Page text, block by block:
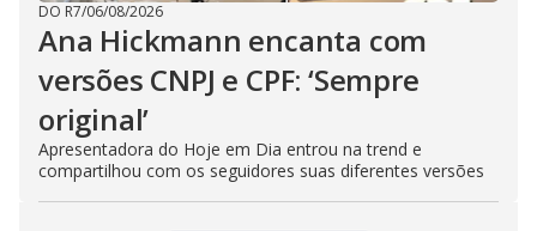
DO R7/06/08/2026
Ana Hickmann encanta com
versões CNPJ e CPF: ‘Sempre
original’
Apresentadora do Hoje em Dia entrou na trend e
compartilhou com os seguidores suas diferentes versões